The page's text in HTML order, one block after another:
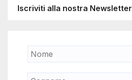
Iscriviti alla nostra Newsletter